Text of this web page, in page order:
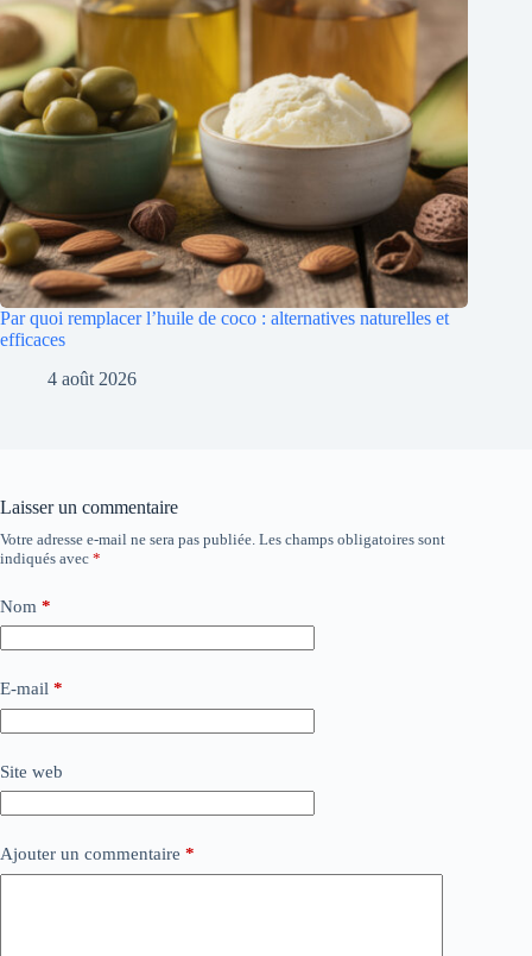
Par quoi remplacer l’huile de coco : alternatives naturelles et
efficaces
4 août 2026
Laisser un commentaire
Votre adresse e-mail ne sera pas publiée. Les champs obligatoires sont
indiqués avec *
Nom *
E-mail *
Site web
Ajouter un commentaire *